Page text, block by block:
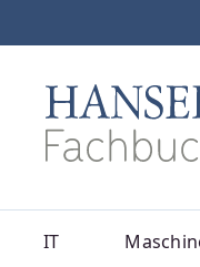
Zur
IT